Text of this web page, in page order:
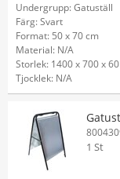
Undergrupp: Gatuställ
Färg: Svart
Format: 50 x 70 cm
Material: N/A
Storlek: 1400 x 700 x
Tjocklek: N/A
1 St